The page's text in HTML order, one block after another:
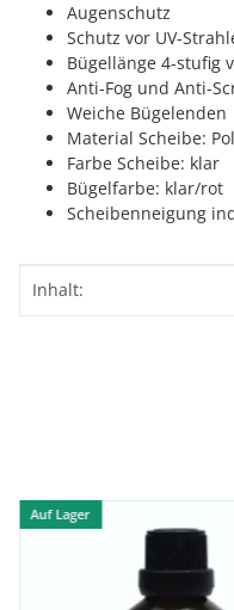
Augenschutz
Schutz vor UV-
Bügellänge 4-stufig
Anti-Fog und Anti-
Weiche Bügelenden
Material Scheibe:
Farbe Scheibe: klar
Bügelfarbe: klar/rot
Scheibenneigung
Produkteigenschaft
Wert
Inhalt:
Auf Lager